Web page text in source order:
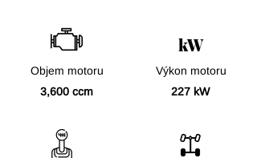
Objem motoru
3,600 ccm
kW
Výkon motoru
227 kW